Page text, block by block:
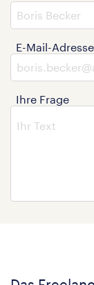
E-Mail-Adresse
Ihre Frage